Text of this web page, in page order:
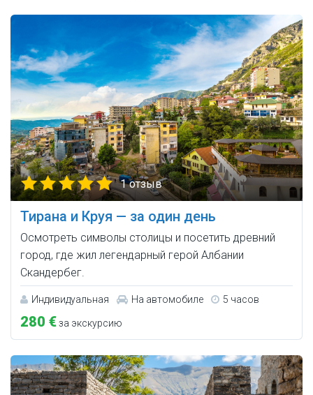
1 отзыв
Тирана и Круя — за один день
Осмотреть символы столицы и посетить древний
город, где жил легендарный герой Албании
Скандербег.
Индивидуальная На автомобиле 5 часов
280 €за экскурсию